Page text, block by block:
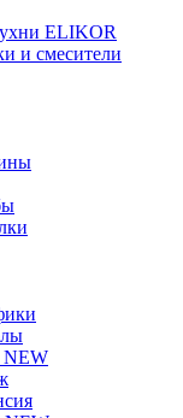
ELIKOR
и смесители
NEW